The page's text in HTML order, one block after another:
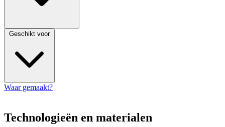
Geschikt voor
Waar gemaakt?
Technologieën en materialen